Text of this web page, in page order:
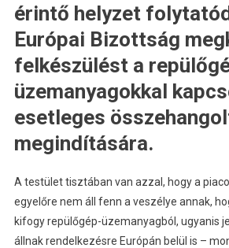
érintő helyzet
Európai Bizottság
felkészülést a
üzemanyagokkal
esetleges
megindítására.
A testület tisztában van azzal, hogy a
egyelőre nem áll fenn a veszélye annak,
kifogy repülőgép-üzemanyagból, ugyanis
állnak rendelkezésre Európán belül is –